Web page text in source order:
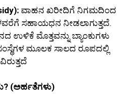
ವಾಹನ ಖರೀದಿಗೆ ನಿಗಮದಿಂದ
ಸಹಾಯಧನ ನೀಡಲಾಗುತ್ತದೆ.
ಉಳಿಕೆ ಮೊತ್ತವನ್ನು ಬ್ಯಾಂಕುಗಳು
ಮೂಲಕ ಸಾಲದ ರೂಪದಲ್ಲಿ
(ಅರ್ಹತೆಗಳು)